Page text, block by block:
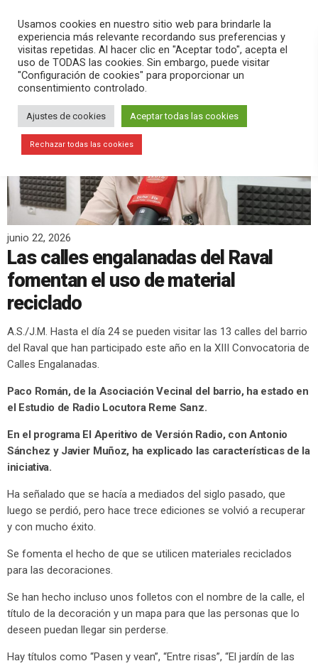
search menu pause PLAY
junio 22, 2026
Las calles engalanadas del Raval
fomentan el uso de material
reciclado
A.S./J.M. Hasta el día 24 se pueden visitar las 13 calles del barrio
del Raval que han participado este año en la XIII Convocatoria de
Calles Engalanadas.
Paco Román, de la Asociación Vecinal del barrio, ha estado en
el Estudio de Radio Locutora Reme Sanz.
En el programa El Aperitivo de Versión Radio, con Antonio
Sánchez y Javier Muñoz, ha explicado las características de la
iniciativa.
Ha señalado que se hacía a mediados del siglo pasado, que
luego se perdió, pero hace trece ediciones se volvió a recuperar
y con mucho éxito.
Se fomenta el hecho de que se utilicen materiales reciclados
para las decoraciones.
Se han hecho incluso unos folletos con el nombre de la calle, el
título de la decoración y un mapa para que las personas que lo
deseen puedan llegar sin perderse.
Hay títulos como “Pasen y vean”, “Entre risas”, “El jardín de las
Usamos cookies en nuestro sitio web para brindarle la
experiencia más relevante recordando sus preferencias y
visitas repetidas. Al hacer clic en "Aceptar todo", acepta el
uso de TODAS las cookies. Sin embargo, puede visitar
"Configuración de cookies" para proporcionar un
consentimiento controlado.
Ajustes de cookies Aceptar todas las cookies
Rechazar todas las cookies